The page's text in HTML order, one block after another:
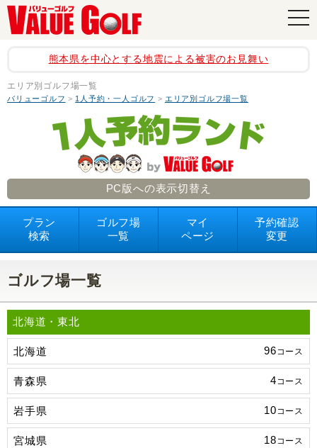
熊本県を中心とする地震による被害のお見舞い
エリア別ゴルフ場一覧
バリューゴルフ > 1人予約・一人ゴルフ > エリア別ゴルフ場一覧
PC版への表示切替え
プラン
検索
ゴルフ場
一覧
マイ
ページ
予約確認
変更
ゴルフ場一覧
北海道・東北
北海道 96コース
青森県 4コース
岩手県 10コース
宮城県 18コース